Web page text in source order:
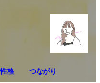
性格 つながり